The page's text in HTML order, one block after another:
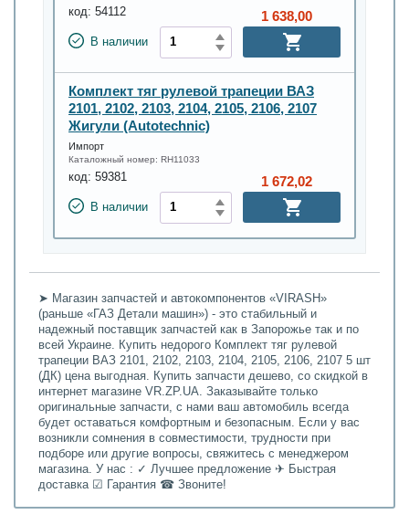
код: 54112
В наличии
1 638,00
Комплект тяг рулевой трапеции ВАЗ
2101, 2102, 2103, 2104, 2105, 2106, 2107
Жигули (Autotechnic)
Импорт
Каталожный номер: RH11033
код: 59381
В наличии
1 672,02
➤ Магазин запчастей и автокомпонентов «VIRASH»
(раньше «ГАЗ Детали машин») - это стабильный и
надежный поставщик запчастей как в Запорожье так и по
всей Украине. Купить недорого Комплект тяг рулевой
трапеции ВАЗ 2101, 2102, 2103, 2104, 2105, 2106, 2107 5 шт
(ДК) цена выгодная. Купить запчасти дешево, со скидкой в
интернет магазине VR.ZP.UA. Заказывайте только
оригинальные запчасти, с нами ваш автомобиль всегда
будет оставаться комфортным и безопасным. Если у вас
возникли сомнения в совместимости, трудности при
подборе или другие вопросы, свяжитесь с менеджером
магазина. У нас : ✓ Лучшее предложение ✈ Быстрая
доставка ☑ Гарантия ☎ Звоните!